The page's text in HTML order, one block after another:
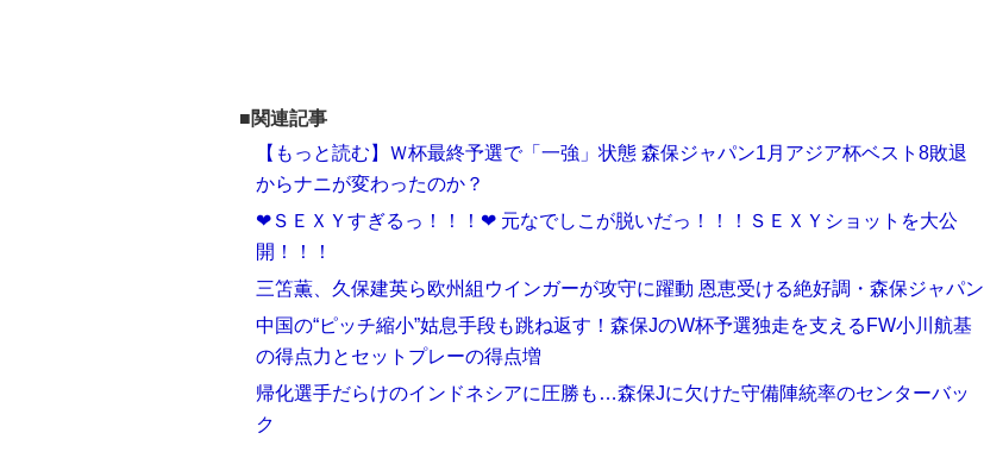
■関連記事
【もっと読む】Ｗ杯最終予選で「一強」状態 森保ジャパン1月アジア杯ベスト8敗退
からナニが変わったのか？
❤ＳＥＸＹすぎるっ！！！❤ 元なでしこが脱いだっ！！！ＳＥＸＹショットを大公
開！！！
三笘薫、久保建英ら欧州組ウインガーが攻守に躍動 恩恵受ける絶好調・森保ジャパン
中国の“ピッチ縮小”姑息手段も跳ね返す！森保JのW杯予選独走を支えるFW小川航基
の得点力とセットプレーの得点増
帰化選手だらけのインドネシアに圧勝も…森保Jに欠けた守備陣統率のセンターバッ
ク